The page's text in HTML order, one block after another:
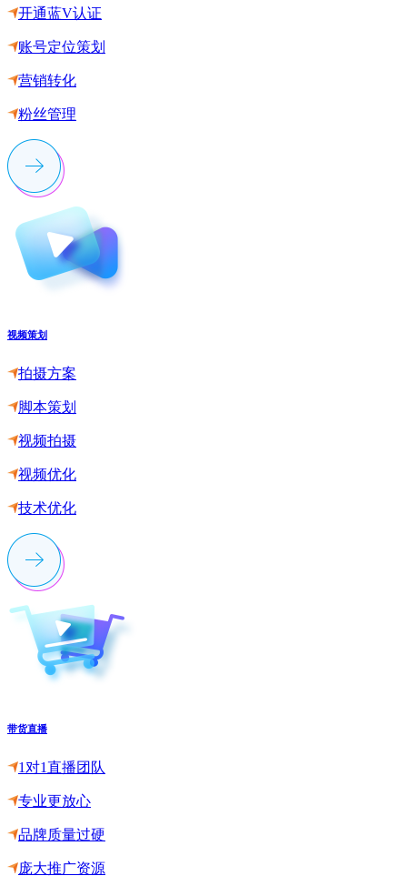
开通蓝V认证
账号定位策划
营销转化
粉丝管理
视频策划
拍摄方案
脚本策划
视频拍摄
视频优化
技术优化
带货直播
1对1直播团队
专业更放心
品牌质量过硬
庞大推广资源